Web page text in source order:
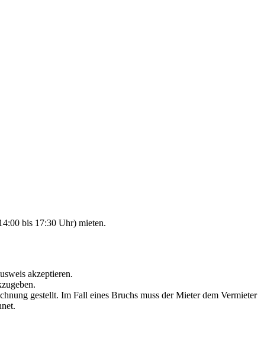
bis 17:30 Uhr) mieten.
akzeptieren.
gestellt. Im Fall eines Bruchs muss der Mieter dem Vermieter